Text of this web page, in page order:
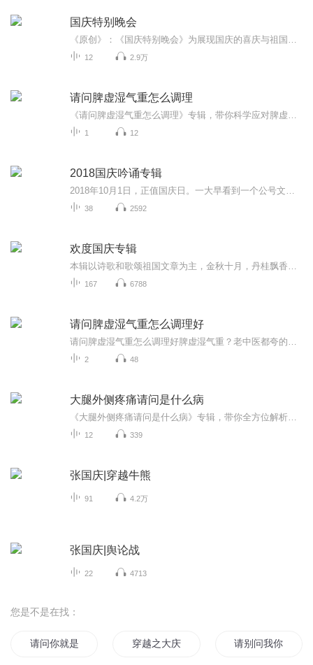
国庆特别晚会
12 2.9万
请问脾虚湿气重怎么调理
1 12
2018国庆吟诵专辑
38 2592
欢度国庆专辑
167 6788
请问脾虚湿气重怎么调理好
2 48
大腿外侧疼痛请问是什么病
12 339
张国庆|穿越牛熊
91 4.2万
张国庆|舆论战
22 4713
您是不是在找：
请问你就是大道吗 穿越之大庆帝国 请别问我你是谁